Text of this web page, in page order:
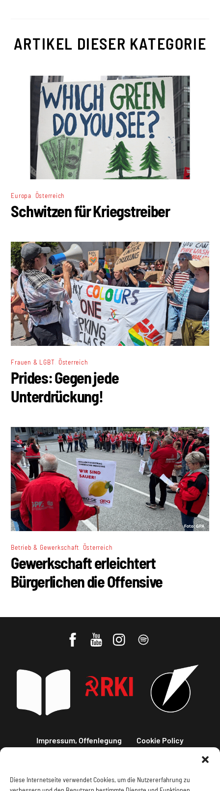
Diese Internetseite verwendet Cookies, um die Nutzererfahrung zu
ARTIKEL DIESER KATEGORIE
Europa Österreich
Schwitzen für Kriegstreiber
Frauen & LGBT Österreich
Prides: Gegen jede
Unterdrückung!
Betrieb & Gewerkschaft Österreich
Gewerkschaft erleichtert
Bürgerlichen die Offensive
Impressum, Offenlegung Cookie Policy